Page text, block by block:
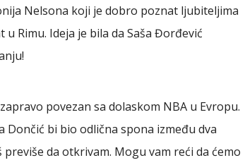
Nelsona koji je dobro poznat ljubiteljima
Rimu. Ideja je bila da Saša Đorđević
povezan sa dolaskom NBA u Evropu.
Dončić bi bio odlična spona između dva
da otkrivam. Mogu vam reći da ćemo